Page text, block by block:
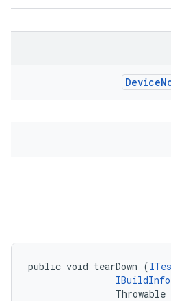
Device
public void tearDown (
IBuildInfo
Throwable